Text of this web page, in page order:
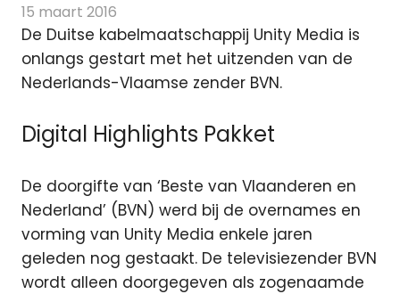
15 maart 2016
De Duitse kabelmaatschappij Unity Media is
onlangs gestart met het uitzenden van de
Nederlands-Vlaamse zender BVN.
Digital Highlights Pakket
De doorgifte van ‘Beste van Vlaanderen en
Nederland’ (BVN) werd bij de overnames en
vorming van Unity Media enkele jaren
geleden nog gestaakt. De televisiezender BVN
wordt alleen doorgegeven als zogenaamde